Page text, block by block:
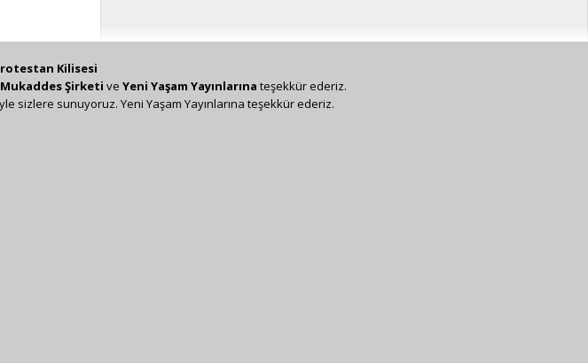
Kilisesi
Şirketi ve Yeni Yaşam Yayınlarına teşekkür ederiz.
sizlere sunuyoruz. Yeni Yaşam Yayınlarına teşekkür ederiz.